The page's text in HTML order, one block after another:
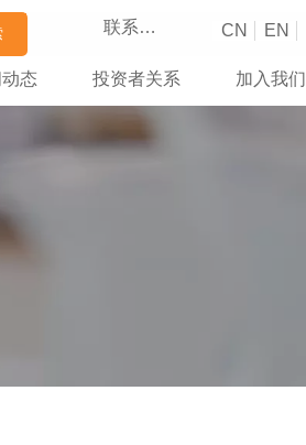
联系我们 CN EN
态 投资者关系 加入我们